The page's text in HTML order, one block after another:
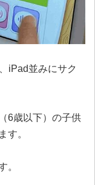
iPad並みにサク
6歳以下）の子供
す。
。